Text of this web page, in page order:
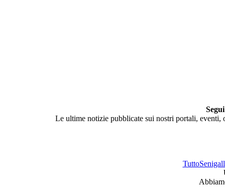
Le ultime notizie pubblicate sui nostri portali,